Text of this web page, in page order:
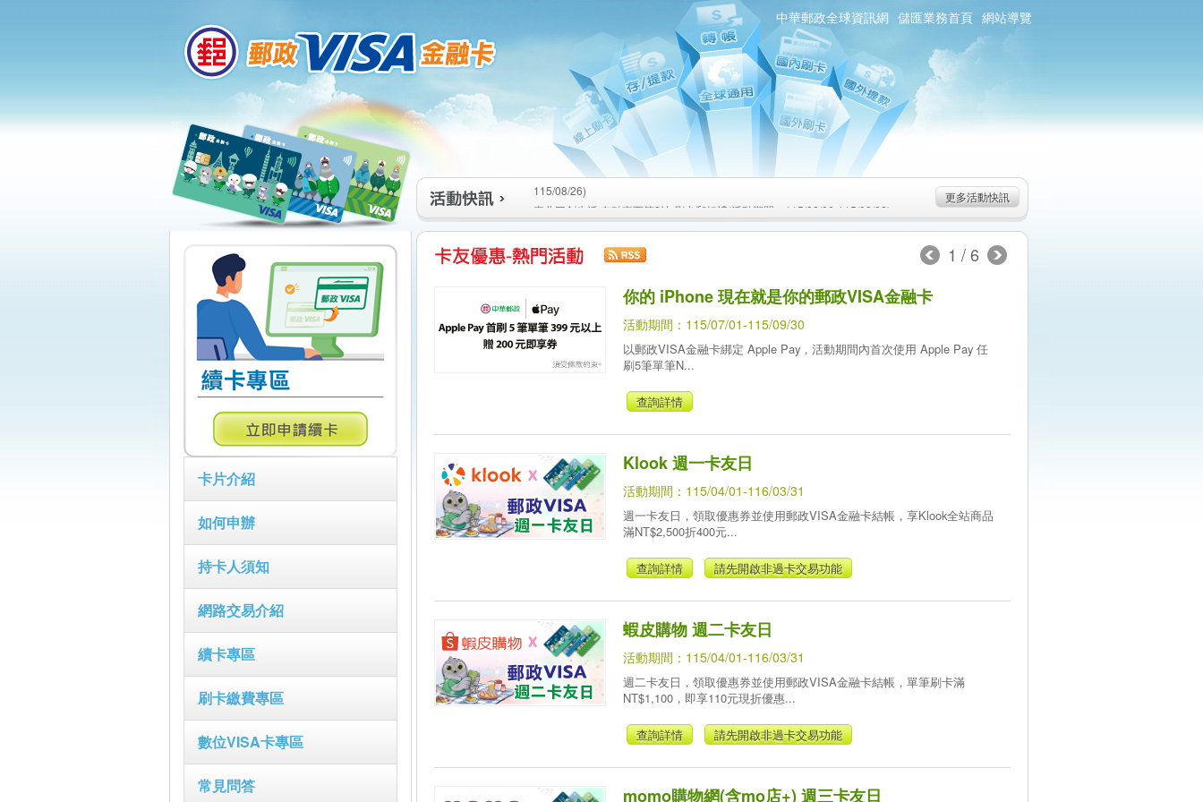
中華郵政全球資訊網 儲匯業務首頁 網站導覽
:::
卡片介紹
如何申辦
持卡人須知
網路交易介紹
續卡專區
刷卡繳費專區
數位VISA卡專區
常見問答
:::
高雄大樂購物中心 刷卡郵好禮(活動期間：115/08/07-115/10/01)
新竹遠東巨城購物中心 2026巨城年中慶夏日BIG好刷(活動期間：115/08/06-
115/08/26)
臺北三創生活 有點東西第2波 刷卡郵好禮(活動期間：115/08/06-115/09/02)
高雄大樂購物中心 刷卡郵好禮(活動期間：115/08/07-115/10/01)
新竹遠東巨城購物中心 2026巨城年中慶夏日BIG好刷(活動期間：115/08/06-
115/08/26)
臺北三創生活 有點東西第2波 刷卡郵好禮(活動期間：115/08/06-115/09/02)
更多活動快訊
1 /6
你的 iPhone 現在就是你的郵政VISA金融卡
活動期間：115/07/01-115/09/30
以郵政VISA金融卡綁定 Apple Pay，活動期間內首次使用 Apple Pay 任
刷5筆單筆N...
查詢詳情
Klook 週一卡友日
活動期間：115/04/01-116/03/31
週一卡友日，領取優惠券並使用郵政VISA金融卡結帳，享Klook全站商品
滿NT$2,500折400元...
查詢詳情 請先開啟非過卡交易功能
蝦皮購物 週二卡友日
活動期間：115/04/01-116/03/31
週二卡友日，領取優惠券並使用郵政VISA金融卡結帳，單筆刷卡滿
NT$1,100，即享110元現折優惠...
查詢詳情 請先開啟非過卡交易功能
momo購物網(含mo店+) 週三卡友日